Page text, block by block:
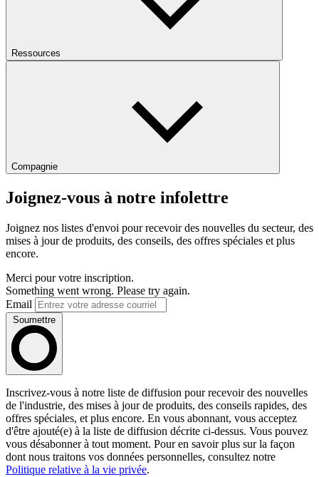
Ressources
Compagnie
Joignez-vous à notre infolettre
Joignez nos listes d'envoi pour recevoir des nouvelles du secteur, des
mises à jour de produits, des conseils, des offres spéciales et plus
encore.
Merci pour votre inscription.
Something went wrong. Please try again.
Email
Soumettre
Inscrivez-vous à notre liste de diffusion pour recevoir des nouvelles
de l'industrie, des mises à jour de produits, des conseils rapides, des
offres spéciales, et plus encore. En vous abonnant, vous acceptez
d'être ajouté(e) à la liste de diffusion décrite ci-dessus. Vous pouvez
vous désabonner à tout moment. Pour en savoir plus sur la façon
dont nous traitons vos données personnelles, consultez notre
Politique relative à la vie privée.